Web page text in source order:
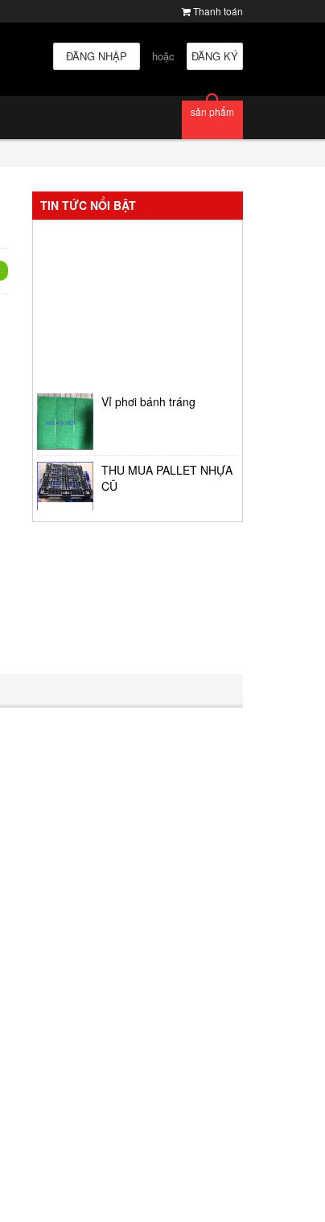
Thanh toán
ĐĂNG KÝ
hoặc
ĐĂNG NHẬP
sản phẩm
TIN TỨC NỔI BẬT
CŨ
Thùng giữ lạnh tại Bình